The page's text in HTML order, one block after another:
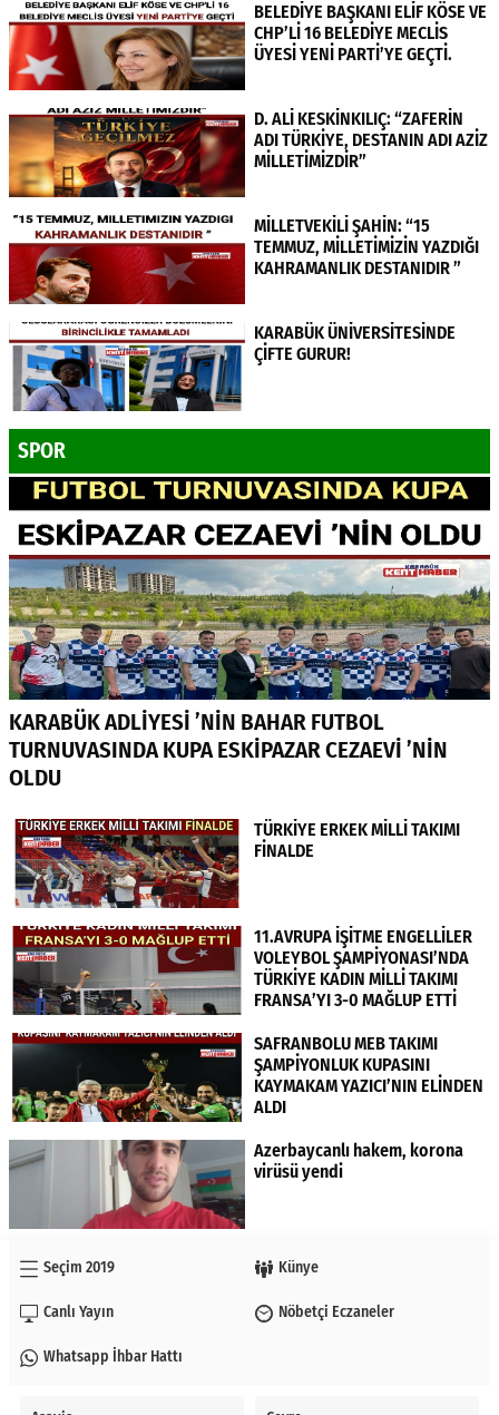
BELEDİYE BAŞKANI ELİF KÖSE VE
CHP’Lİ 16 BELEDİYE MECLİS
ÜYESİ YENİ PARTİ’YE GEÇTİ.
D. ALİ KESKİNKILIÇ: “ZAFERİN
ADI TÜRKİYE, DESTANIN ADI AZİZ
MİLLETİMİZDİR”
MİLLETVEKİLİ ŞAHİN: “15
TEMMUZ, MİLLETİMİZİN YAZDIĞI
KAHRAMANLIK DESTANIDIR ”
KARABÜK ÜNİVERSİTESİNDE
ÇİFTE GURUR!
SPOR
KARABÜK ADLİYESİ ’NİN BAHAR FUTBOL
TURNUVASINDA KUPA ESKİPAZAR CEZAEVİ ’NİN
OLDU
TÜRKİYE ERKEK MİLLİ TAKIMI
FİNALDE
11.AVRUPA İŞİTME ENGELLİLER
VOLEYBOL ŞAMPİYONASI’NDA
TÜRKİYE KADIN MİLLİ TAKIMI
FRANSA’YI 3-0 MAĞLUP ETTİ
SAFRANBOLU MEB TAKIMI
ŞAMPİYONLUK KUPASINI
KAYMAKAM YAZICI’NIN ELİNDEN
ALDI
Azerbaycanlı hakem, korona
virüsü yendi
Seçim 2019 Künye
Canlı Yayın Nöbetçi Eczaneler
Whatsapp İhbar Hattı